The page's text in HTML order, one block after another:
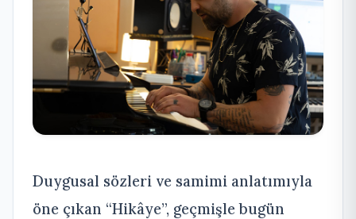
Duygusal sözleri ve samimi anlatımıyla
öne çıkan “Hikâye”, geçmişle bugün